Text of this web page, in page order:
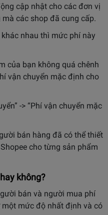
cập nhật cho các đơn vị
các shop đã cung cấp.
nhau thì mức phí này
của bạn không quá chênh
vận chuyển mặc định cho
-> “Phí vận chuyển mặc
bán hàng đã có thể thiết
cho từng sản phẩm
không?
bán và người mua phí
mức độ nhất định và có